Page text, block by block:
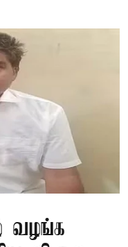
வழங்க